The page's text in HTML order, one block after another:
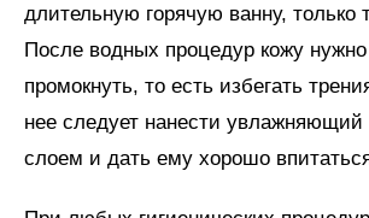
длительную горячую ванну,
После водных процедур кожу нужно
промокнуть, то есть избегать
нее следует нанести
слоем и дать ему хорошо